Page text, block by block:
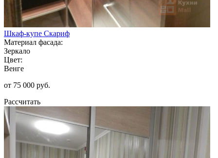
Шкаф-купе Скариф
Материал фасада:
Зеркало
Цвет:
Венге
от 75 000 руб.
Рассчитать